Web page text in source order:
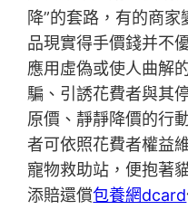
降”的套路，有的商
品現實得手價錢并不
應用虛偽或使人曲解
騙、引誘花費者與其
原價、靜靜降價的行
者可依照花費者權益
寵物救助站，便抱著
添賠還償包養網dcard